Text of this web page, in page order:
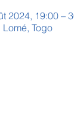
2024, 19:00 –
Lomé, Togo